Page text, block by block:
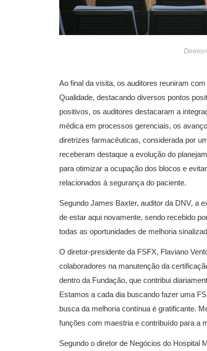
Ao final da visita, os auditores reuniram
Qualidade, destacando diversos pontos
positivos, os auditores destacaram a
médica em processos gerenciais, os
diretrizes farmacêuticas, considerada por
receberam destaque a evolução do
para otimizar a ocupação dos blocos e
relacionados à segurança do paciente.
Segundo James Baxter, auditor da DNV, a
de estar aqui novamente, sendo recebido
todas as oportunidades de melhoria
O diretor-presidente da FSFX, Flaviano
colaboradores na manutenção da
dentro da Fundação, que contribui
Estamos a cada dia buscando fazer uma
busca da melhoria contínua é gratificante.
funções com maestria e contribuído para a
Segundo o diretor de Negócios do Hospital